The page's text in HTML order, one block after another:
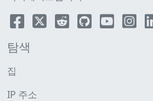
탐색
집
IP 주소